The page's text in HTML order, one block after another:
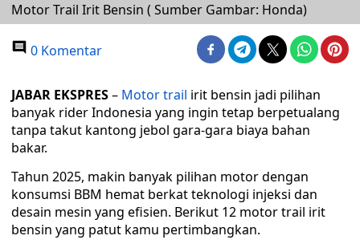
Motor Trail Irit Bensin ( Sumber Gambar: Honda)
0 Komentar
JABAR EKSPRES– Motor trail irit bensin jadi pilihan
banyak rider Indonesia yang ingin tetap berpetualang
tanpa takut kantong jebol gara-gara biaya bahan
bakar.
Tahun 2025, makin banyak pilihan motor dengan
konsumsi BBM hemat berkat teknologi injeksi dan
desain mesin yang efisien. Berikut 12 motor trail irit
bensin yang patut kamu pertimbangkan.